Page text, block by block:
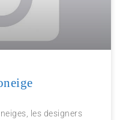
les designers